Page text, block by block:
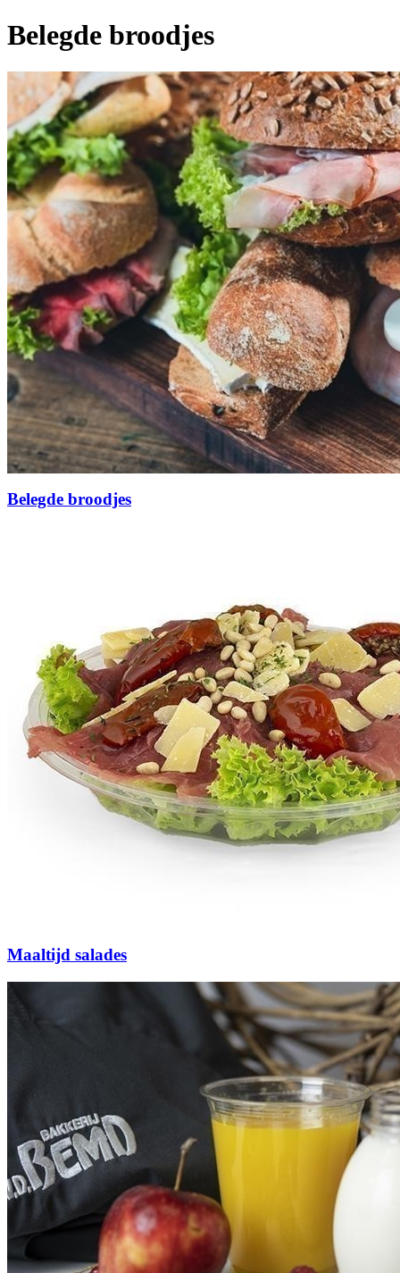
Belegde broodjes
Belegde broodjes
Maaltijd salades